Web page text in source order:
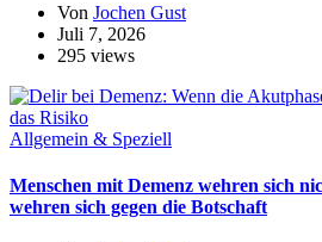
Von Jochen Gust
Juli 7, 2026
295 views
Allgemein & Speziell
Menschen mit Demenz wehren sich
wehren sich gegen die Botschaft